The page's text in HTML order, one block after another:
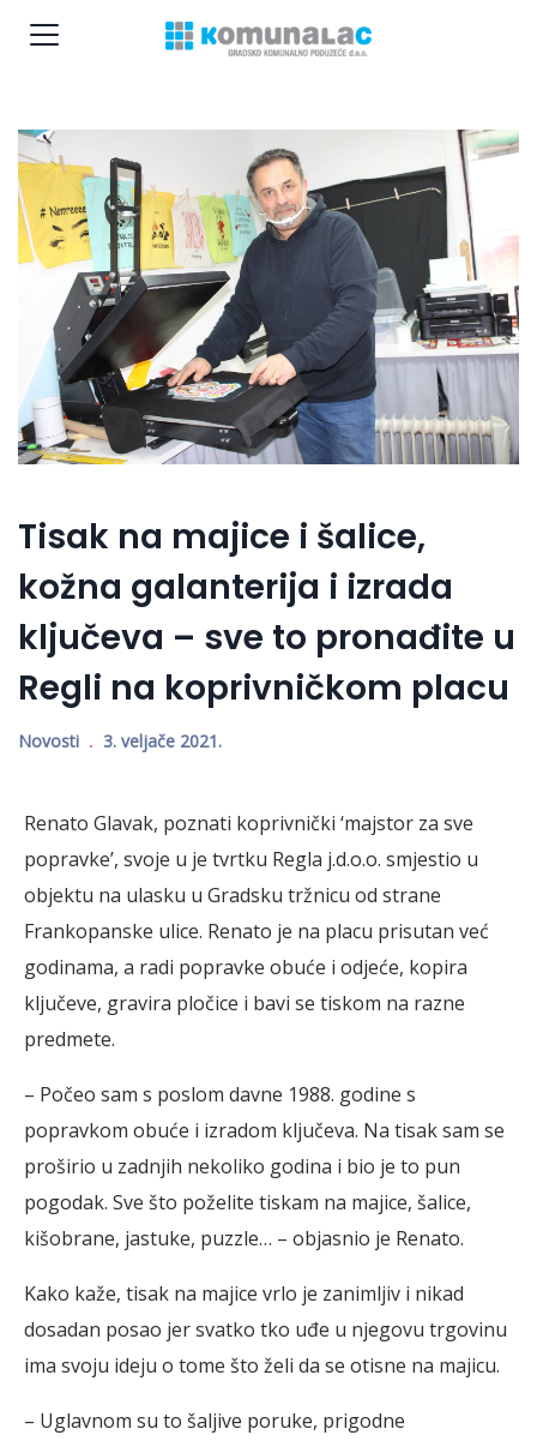
Tisak na majice i šalice,
kožna galanterija i izrada
ključeva – sve to pronađite u
Regli na koprivničkom placu
Novosti 3. veljače 2021.
Renato Glavak, poznati koprivnički ‘majstor za sve
popravke’, svoje u je tvrtku Regla j.d.o.o. smjestio u
objektu na ulasku u Gradsku tržnicu od strane
Frankopanske ulice. Renato je na placu prisutan već
godinama, a radi popravke obuće i odjeće, kopira
ključeve, gravira pločice i bavi se tiskom na razne
predmete.
– Počeo sam s poslom davne 1988. godine s
popravkom obuće i izradom ključeva. Na tisak sam se
proširio u zadnjih nekoliko godina i bio je to pun
pogodak. Sve što poželite tiskam na majice, šalice,
kišobrane, jastuke, puzzle… – objasnio je Renato.
Kako kaže, tisak na majice vrlo je zanimljiv i nikad
dosadan posao jer svatko tko uđe u njegovu trgovinu
ima svoju ideju o tome što želi da se otisne na majicu.
– Uglavnom su to šaljive poruke, prigodne